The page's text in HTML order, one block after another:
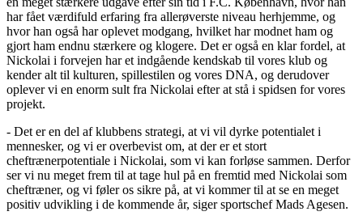
har fået værdifuld erfaring fra allerøverste niveau herhjemme, og
hvor han også har oplevet modgang, hvilket har modnet ham og
gjort ham endnu stærkere og klogere. Det er også en klar fordel, at
Nickolai i forvejen har et indgående kendskab til vores klub og
kender alt til kulturen, spillestilen og vores DNA, og derudover
oplever vi en enorm sult fra Nickolai efter at stå i spidsen for vores
projekt.
- Det er en del af klubbens strategi, at vi vil dyrke potentialet i
mennesker, og vi er overbevist om, at der er et stort
cheftrænerpotentiale i Nickolai, som vi kan forløse sammen. Derfor
ser vi nu meget frem til at tage hul på en fremtid med Nickolai som
cheftræner, og vi føler os sikre på, at vi kommer til at se en meget
positiv udvikling i de kommende år, siger sportschef Mads Agesen.